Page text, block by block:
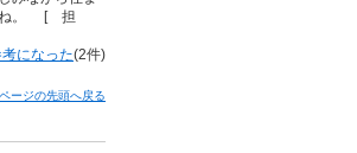
いね。 [ 担
になった(2件)
ページの先頭へ戻る